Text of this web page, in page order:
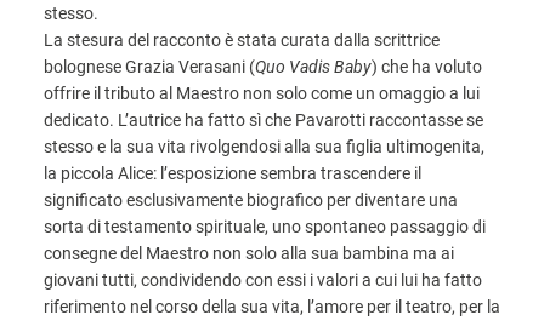
stesso.
La stesura del racconto è stata curata dalla scrittrice
bolognese Grazia Verasani (Quo Vadis Baby) che ha voluto
offrire il tributo al Maestro non solo come un omaggio a lui
dedicato. L’autrice ha fatto sì che Pavarotti raccontasse se
stesso e la sua vita rivolgendosi alla sua figlia ultimogenita,
la piccola Alice: l’esposizione sembra trascendere il
significato esclusivamente biografico per diventare una
sorta di testamento spirituale, uno spontaneo passaggio di
consegne del Maestro non solo alla sua bambina ma ai
giovani tutti, condividendo con essi i valori a cui lui ha fatto
riferimento nel corso della sua vita, l’amore per il teatro, per la